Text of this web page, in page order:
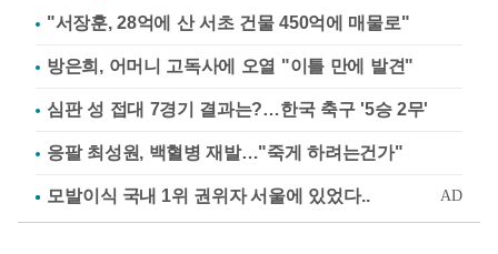
"서장훈, 28억에 산 서초 건물 450억에 매물로"
방은희, 어머니 고독사에 오열 "이틀 만에 발견"
심판 성 접대 7경기 결과는?…한국 축구 '5승 2무'
응팔 최성원, 백혈병 재발…"죽게 하려는건가"